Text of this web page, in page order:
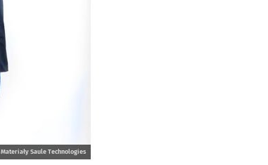
Materiały Saule Technologies